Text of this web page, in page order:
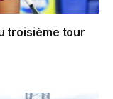
troisième tour